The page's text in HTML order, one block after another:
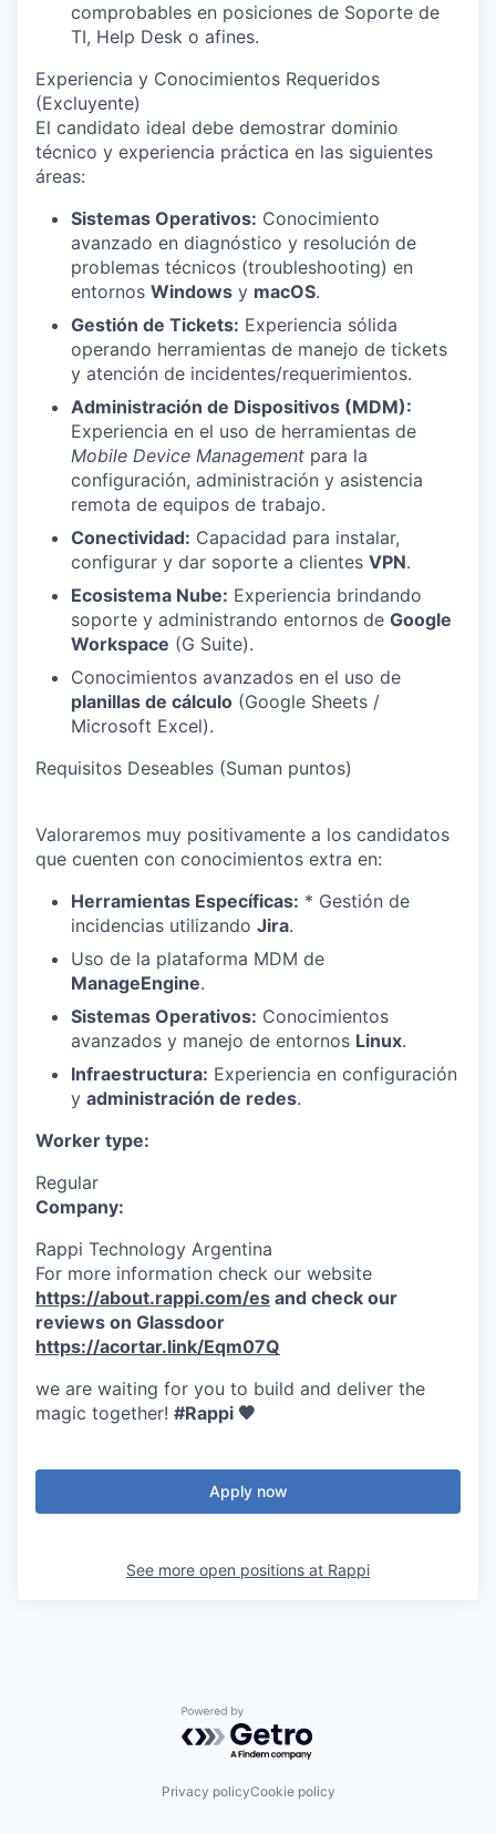
comprobables en posiciones de Soporte de
TI, Help Desk o afines.
Experiencia y Conocimientos Requeridos
(Excluyente)
El candidato ideal debe demostrar dominio
técnico y experiencia práctica en las siguientes
áreas:
Sistemas Operativos: Conocimiento
avanzado en diagnóstico y resolución de
problemas técnicos (troubleshooting) en
entornos Windows y macOS.
Gestión de Tickets: Experiencia sólida
operando herramientas de manejo de tickets
y atención de incidentes/requerimientos.
Administración de Dispositivos (MDM):
Experiencia en el uso de herramientas de
Mobile Device Management para la
configuración, administración y asistencia
remota de equipos de trabajo.
Conectividad: Capacidad para instalar,
configurar y dar soporte a clientes VPN.
Ecosistema Nube: Experiencia brindando
soporte y administrando entornos de Google
Workspace (G Suite).
Conocimientos avanzados en el uso de
planillas de cálculo (Google Sheets /
Microsoft Excel).
Requisitos Deseables (Suman puntos)
Valoraremos muy positivamente a los candidatos
que cuenten con conocimientos extra en:
Herramientas Específicas: * Gestión de
incidencias utilizando Jira.
Uso de la plataforma MDM de
ManageEngine.
Sistemas Operativos: Conocimientos
avanzados y manejo de entornos Linux.
Infraestructura: Experiencia en configuración
y administración de redes.
Worker type:
Regular
Company:
Rappi Technology Argentina
For more information check our website
https://about.rappi.com/es and check our
reviews on Glassdoor
https://acortar.link/Eqm07Q
we are waiting for you to build and deliver the
magic together! #Rappi 🧡
Apply now
See more open positions at Rappi
Powered by Getro.com
Privacy policyCookie policy